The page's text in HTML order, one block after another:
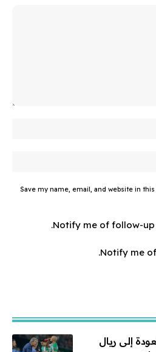
Save my name, email, and website in
Notify me of follow-up
Notify me
إلى ريال